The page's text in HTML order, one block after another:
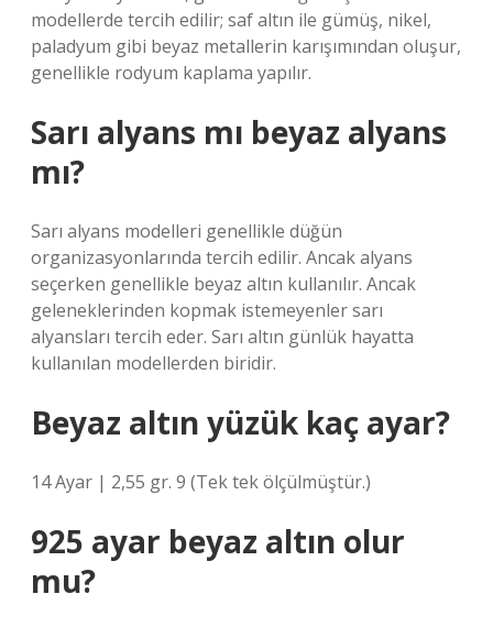
modellerde tercih edilir; saf altın ile gümüş, nikel,
paladyum gibi beyaz metallerin karışımından oluşur,
genellikle rodyum kaplama yapılır.
Sarı alyans mı beyaz alyans
mı?
Sarı alyans modelleri genellikle düğün
organizasyonlarında tercih edilir. Ancak alyans
seçerken genellikle beyaz altın kullanılır. Ancak
geleneklerinden kopmak istemeyenler sarı
alyansları tercih eder. Sarı altın günlük hayatta
kullanılan modellerden biridir.
Beyaz altın yüzük kaç ayar?
14 Ayar | 2,55 gr. 9 (Tek tek ölçülmüştür.)
925 ayar beyaz altın olur
mu?